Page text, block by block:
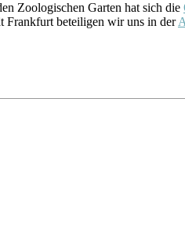
Zoologischen Garten hat sich die
Frankfurt beteiligen wir uns in der